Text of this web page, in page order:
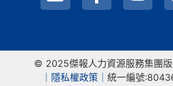
© 2025傑報人力資源服務集團
隱私權政策｜ 統一編號